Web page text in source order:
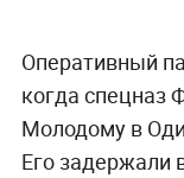
Оперативный
когда спецназ
Молодому в
Его задержали